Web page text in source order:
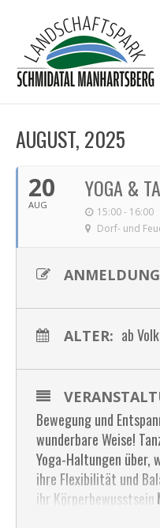
AUGUST, 2025
20
AUG
YOGA &
15:00 - 16:00
Dorf- und
ALTER: ab
Bewegung und
wunderbare Weise!
Yoga-Haltungen über,
ihre Flexibilität und
ihr